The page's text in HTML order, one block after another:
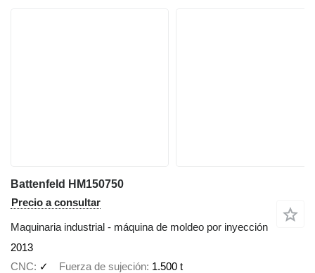
Battenfeld HM150750
Precio a consultar
Maquinaria industrial - máquina de moldeo por inyección
2013
CNC
✓ Fuerza de sujeción 1.500 t